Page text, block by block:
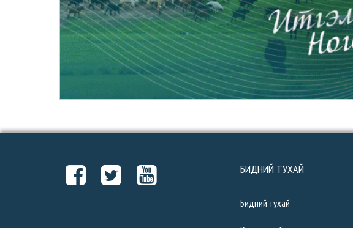
БИДНИЙ ТУХАЙ
Бидний тухай